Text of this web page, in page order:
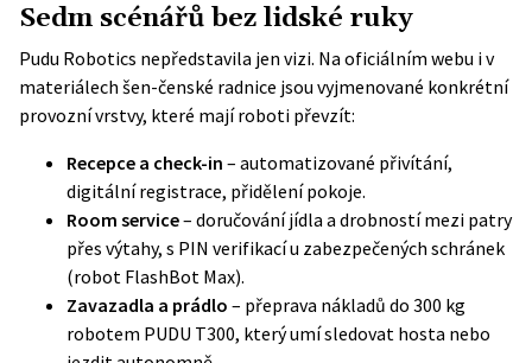
Sedm scénářů bez lidské ruky
Pudu Robotics nepředstavila jen vizi. Na oficiálním webu i v
materiálech šen-čenské radnice jsou vyjmenované konkrétní
provozní vrstvy, které mají roboti převzít:
Recepce a check-in – automatizované přivítání,
digitální registrace, přidělení pokoje.
Room service– doručování jídla a drobností mezi patry
přes výtahy, s PIN verifikací u zabezpečených schránek
(robot FlashBot Max).
Zavazadla a prádlo – přeprava nákladů do 300 kg
robotem PUDU T300, který umí sledovat hosta nebo